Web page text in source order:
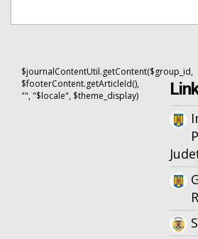
$journalContentUtil.getContent($group_id,
$footerContent.getArticleId(),
"", "$locale", $theme_display)